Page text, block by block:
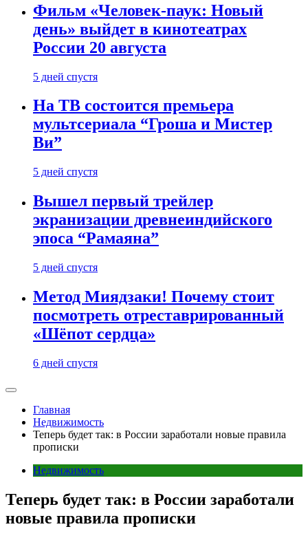
Фильм «Человек-паук: Новый
день» выйдет в кинотеатрах
России 20 августа
5 дней спустя
На ТВ состоится премьера
мультсериала “Гроша и Мистер
Ви”
5 дней спустя
Вышел первый трейлер
экранизации древнеиндийского
эпоса “Рамаяна”
5 дней спустя
Метод Миядзаки! Почему стоит
посмотреть отреставрированный
«Шёпот сердца»
6 дней спустя
Главная
Недвижимость
Теперь будет так: в России заработали новые правила
прописки
Недвижимость
Теперь будет так: в России заработали
новые правила прописки